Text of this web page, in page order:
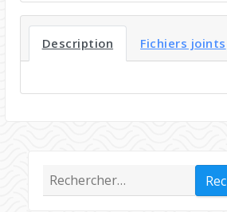
Description Fichiers joints
Rechercher :